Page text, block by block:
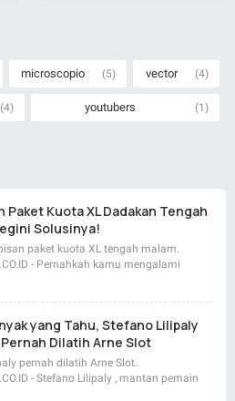
microscopio (5) vector (4)
(4) youtubers (1)
Paket Kuota XL Dadakan Tengah
Solusinya!
paket kuota XL tengah malam.
- Pernahkah kamu mengalami
yang Tahu, Stefano Lilipaly
Dilatih Arne Slot
pernah dilatih Arne Slot.
- Stefano Lilipaly , mantan pemain